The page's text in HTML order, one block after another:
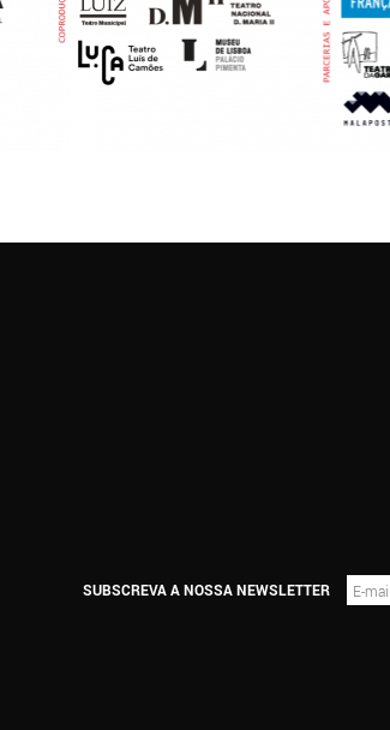
SUBSCREVA A NOSSA NEWSLETTER